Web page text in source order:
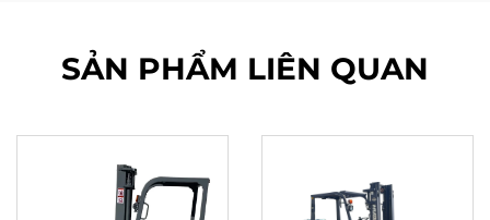
SẢN PHẨM LIÊN QUAN